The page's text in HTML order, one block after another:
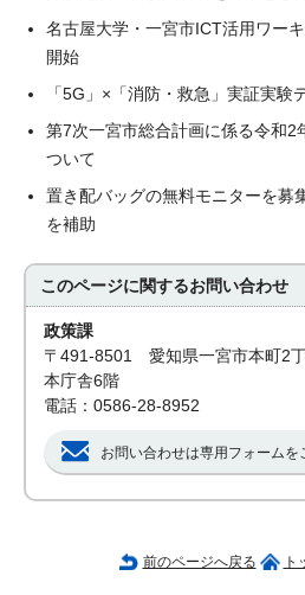
名古屋大学・一宮市ICT活用ワー
開始
「5G」×「消防・救急」実証実験
第7次一宮市総合計画に係る令和2
ついて
置き配バッグの無料モニターを募
を補助
このページに関するお問い合わせ
政策課
〒491-8501 愛知県一宮市本町2
本庁舎6階
電話：0586-28-8952
お問い合わせは専用フォームを
前のページへ戻る ト